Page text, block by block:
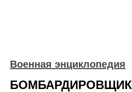
Военная энциклопедия
БОМБАРДИРОВЩИК